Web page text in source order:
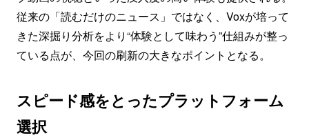
従来の「読むだけのニュース」ではなく、Voxが培って
きた深掘り分析をより“体験として味わう”仕組みが整っ
ている点が、今回の刷新の大きなポイントとなる。
スピード感をとったプラットフォーム
選択